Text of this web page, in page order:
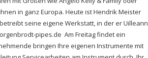
in ganz Europa. Heute ist Hendrik Meister
seine eigene Werkstatt, in der er Uilleann
pipes.de Am Freitag findet ein
bringen Ihre eigenen Instrumente mit